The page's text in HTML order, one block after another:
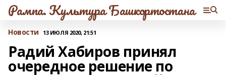
Рампа. Культура Башкортостана
Новости 13 ИЮЛЯ 2020, 21:51
Радий Хабиров принял
очередное решение по